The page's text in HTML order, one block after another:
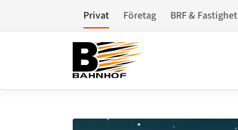
Privat Företag BRF & Fastighet